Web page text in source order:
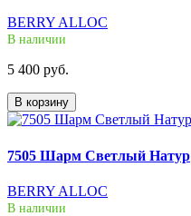
BERRY ALLOC
В наличии
5 400 руб.
В корзину
7505 Шарм Светлый Натур
BERRY ALLOC
В наличии